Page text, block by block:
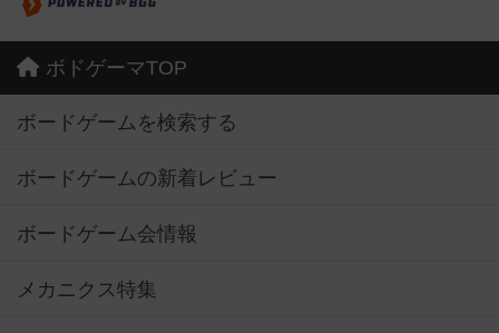
ボドゲーマTOP
ボードゲームを検索する
ボードゲームの新着レビュー
ボードゲーム会情報
メカニクス特集